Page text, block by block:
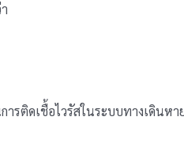
ารติดเชื้อไวรัสในระบบทางเดินห